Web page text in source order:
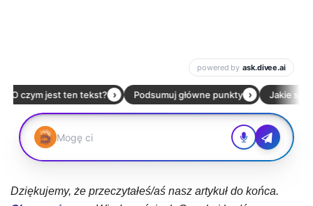
Dziękujemy, że przeczytałeś/aś nasz artykuł do końca.